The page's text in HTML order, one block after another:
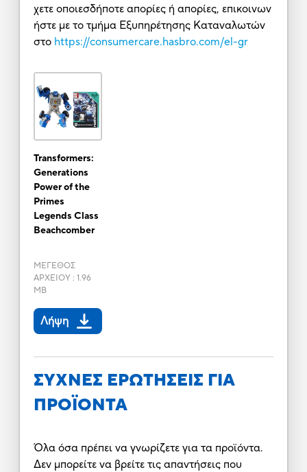
χετε οποιεσδήποτε απορίες ή απορίες, επικοινων
ήστε με το τμήμα Εξυπηρέτησης Καταναλωτών
στο https://consumercare.hasbro.com/el-gr
Transformers:
Generations
Power of the
Primes
Legends Class
Beachcomber
ΜΕΓΕΘΟΣ
ΑΡΧΕΙΟΥ: 1.96
MB
Λήψη
ΣΥΧΝΕΣ ΕΡΩΤΗΣΕΙΣ ΓΙΑ
ΠΡΟΪΟΝΤΑ
Όλα όσα πρέπει να γνωρίζετε για τα προϊόντα.
Δεν μπορείτε να βρείτε τις απαντήσεις που